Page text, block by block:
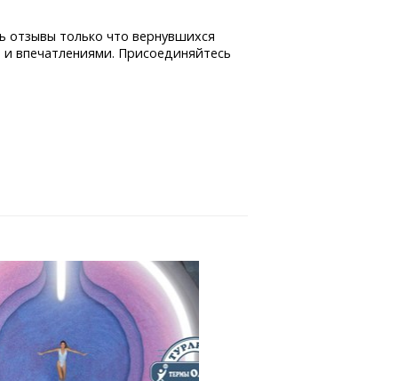
только что вернувшихся
впечатлениями. Присоединяйтесь